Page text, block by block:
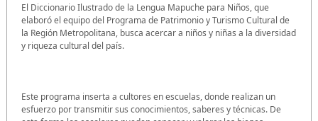
El Diccionario Ilustrado de la Lengua Mapuche para Niños, que
elaboró el equipo del Programa de Patrimonio y Turismo Cultural de
la Región Metropolitana, busca acercar a niños y niñas a la diversidad
y riqueza cultural del país.
Este programa inserta a cultores en escuelas, donde realizan un
esfuerzo por transmitir sus conocimientos, saberes y técnicas. De